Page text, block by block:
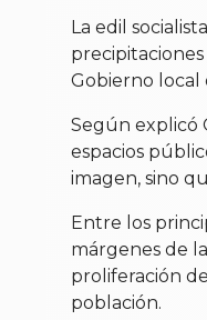
La edil
Gobierno local
Según explicó
espacios
imagen, sino
Entre los
márgenes de
proliferación
población.